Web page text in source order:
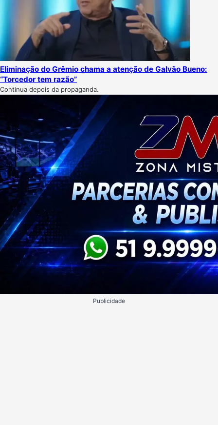
Eliminação do Grêmio chama a atenção de Galvão Bueno:
“Torcedor tem razão”
Continua depois da propaganda.
Publicidade